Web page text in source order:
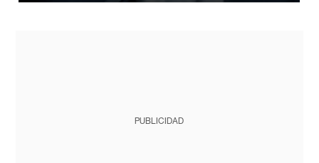
PUBLICIDAD